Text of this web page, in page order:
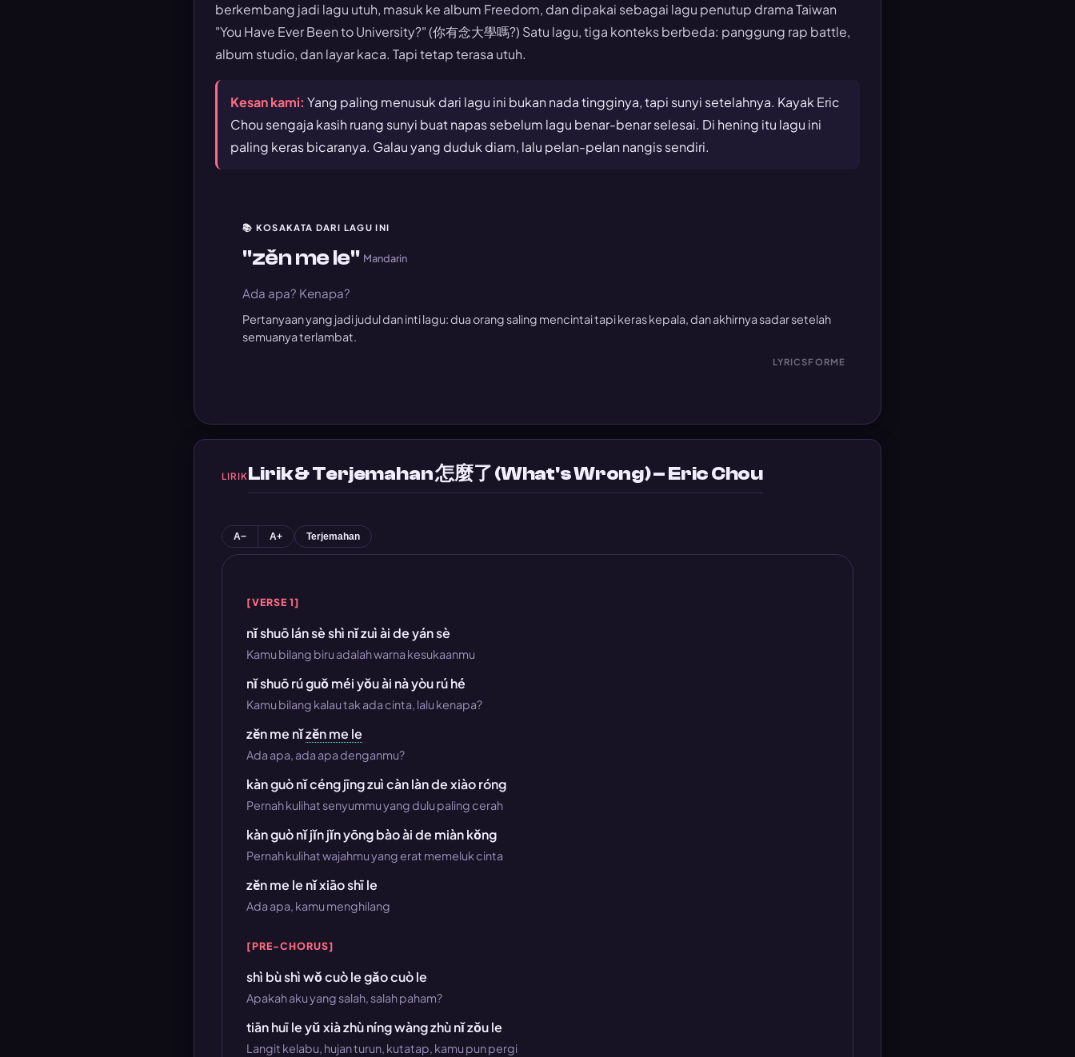
berkembang jadi lagu utuh, masuk ke album Freedom, dan dipakai sebagai lagu penutup drama Taiwan
"You Have Ever Been to University?" (你有念大學嗎?) Satu lagu, tiga konteks berbeda: panggung rap battle,
album studio, dan layar kaca. Tapi tetap terasa utuh.
Kesan kami: Yang paling menusuk dari lagu ini bukan nada tingginya, tapi sunyi setelahnya. Kayak Eric
Chou sengaja kasih ruang sunyi buat napas sebelum lagu benar-benar selesai. Di hening itu lagu ini
paling keras bicaranya. Galau yang duduk diam, lalu pelan-pelan nangis sendiri.
📚 KOSAKATA DARI LAGU INI
"zěn me le" Mandarin
Ada apa? Kenapa?
Pertanyaan yang jadi judul dan inti lagu: dua orang saling mencintai tapi keras kepala, dan akhirnya sadar setelah
semuanya terlambat.
LYRICSFORME
LIRIKLirik & Terjemahan 怎麼了 (What's Wrong) – Eric Chou
A− A+ Terjemahan
[VERSE 1]
nǐ shuō lán sè shì nǐ zuì ài de yán sè
Kamu bilang biru adalah warna kesukaanmu
nǐ shuō rú guǒ méi yǒu ài nà yòu rú hé
Kamu bilang kalau tak ada cinta, lalu kenapa?
zěn me nǐzěn me le
Ada apa, ada apa denganmu?
kàn guò nǐ céng jīng zuì càn làn de xiào róng
Pernah kulihat senyummu yang dulu paling cerah
kàn guò nǐ jǐn jǐn yōng bào ài de miàn kǒng
Pernah kulihat wajahmu yang erat memeluk cinta
zěn me le nǐ xiāo shī le
Ada apa, kamu menghilang
[PRE-CHORUS]
shì bù shì wǒ cuò le gǎo cuò le
Apakah aku yang salah, salah paham?
tiān huī le yǔ xià zhù níng wàng zhù nǐ zǒu le
Langit kelabu, hujan turun, kutatap, kamu pun pergi